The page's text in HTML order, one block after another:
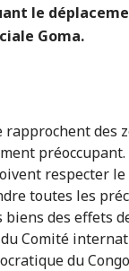
le
Goma.
rapprochent
respecter
toutes les
des effets
Comité
du